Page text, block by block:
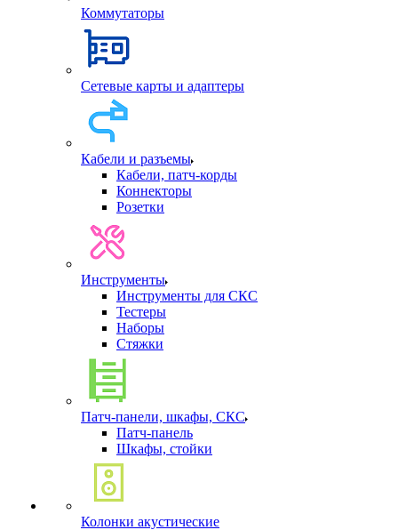
Коммутаторы
Сетевые карты и адаптеры
Кабели и разъемы
Кабели, патч-корды
Коннекторы
Розетки
Инструменты
Инструменты для СКС
Тестеры
Наборы
Стяжки
Патч-панели, шкафы, СКС
Патч-панель
Шкафы, стойки
Колонки акустические